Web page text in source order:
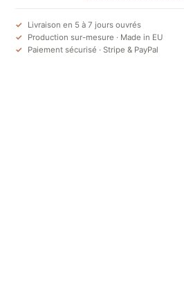
Livraison en 5 à 7 jours ouvrés
Production sur-mesure · Made in EU
Paiement sécurisé · Stripe & PayPal